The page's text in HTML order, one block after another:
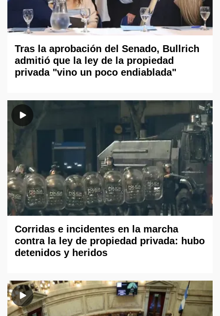
Tras la aprobación del Senado, Bullrich
admitió que la ley de la propiedad
privada "vino un poco endiablada"
Corridas e incidentes en la marcha
contra la ley de propiedad privada: hubo
detenidos y heridos